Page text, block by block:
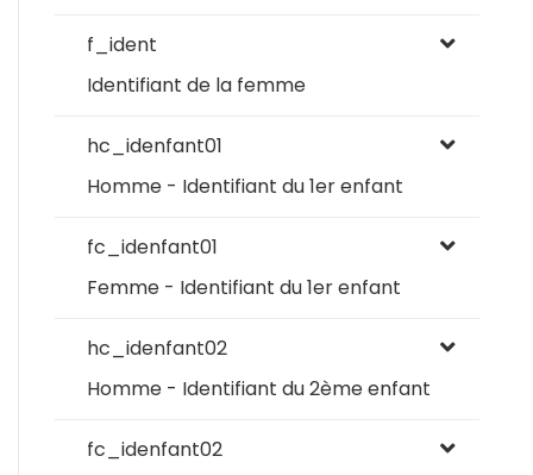
f_ident
Identifiant de la femme
hc_idenfant01
Homme - Identifiant du 1er enfant
fc_idenfant01
Femme - Identifiant du 1er enfant
hc_idenfant02
Homme - Identifiant du 2ème enfant
fc_idenfant02